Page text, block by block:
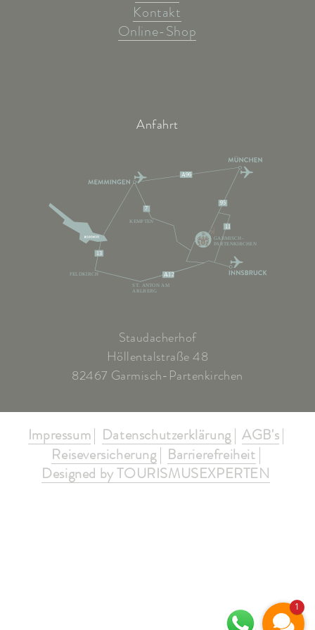
Kontakt
Online-Shop
Anfahrt
A96
95
11
7
A12
13
KEMPTEN
ST. ANTON AM
ARLBERG
FELDKIRCH
GARMISCH-
PARTENKIRCHEN
Staudacherhof
Höllentalstraße 48
82467 Garmisch-Partenkirchen
Impressum Datenschutzerklärung
AGB's
Reiseversicherung
Barrierefreiheit
Designed by TOURISMUSEXPERTEN
1